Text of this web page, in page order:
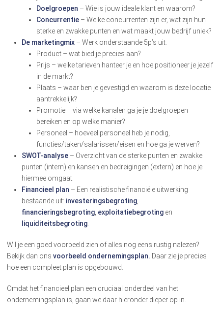
Doelgroepen – Wie is jouw ideale klant en waarom?
Concurrentie – Welke concurrenten zijn er, wat zijn hun
sterke en zwakke punten en wat maakt jouw bedrijf uniek?
De marketingmix – Werk onderstaande 5p’s uit.
Product – wat bied je precies aan?
Prijs – welke tarieven hanteer je en hoe positioneer je jezelf
in de markt?
Plaats – waar ben je gevestigd en waarom is deze locatie
aantrekkelijk?
Promotie – via welke kanalen ga je je doelgroepen
bereiken en op welke manier?
Personeel – hoeveel personeel heb je nodig,
functies/taken/salarissen/eisen en hoe ga je werven?
SWOT-analyse – Overzicht van de sterke punten en zwakke
punten (intern) en kansen en bedreigingen (extern) en hoe je
hiermee omgaat.
Financieel plan – Een realistische financiële uitwerking
bestaande uit: investeringsbegroting
financieringsbegroting exploitatiebegroting en
liquiditeitsbegroting
Wil je een goed voorbeeld zien of alles nog eens rustig nalezen?
Bekijk dan ons voorbeeld ondernemingsplan. Daar zie je precies
hoe een compleet plan is opgebouwd.
Omdat het financieel plan een cruciaal onderdeel van het
ondernemingsplan is, gaan we daar hieronder dieper op in.